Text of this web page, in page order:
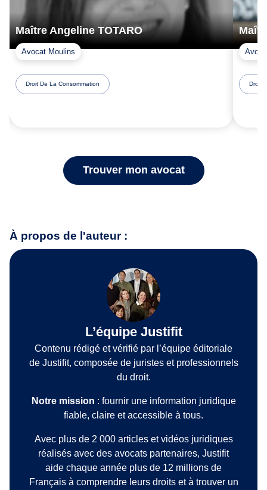
Maître Angeline TOTARO
Avocat Moulins
Droit De La Consommation Droit
Trouver mon avocat
À propos de l'auteur :
L’équipe Justifit
Contenu rédigé et vérifié par l’équipe éditoriale
de Justifit, composée de juristes et professionnels
du droit.
Notre mission : fournir une information juridique
fiable, claire et accessible à tous.
Avec plus de 2 000 articles et vidéos juridiques
réalisés avec des avocats partenaires, Justifit
aide chaque année plus de 12 millions de
Français à comprendre leurs droits et à trouver un